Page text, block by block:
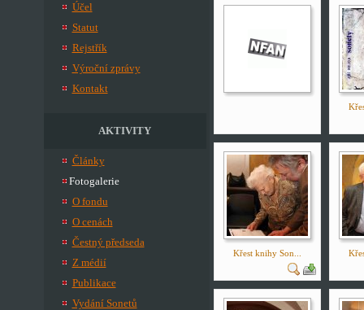
Účel
Statut
Rejstřík
Výroční zprávy
Kontakt
AKTIVITY
Články
Fotogalerie
O fondu
O cenách
Čestný předseda
Z médií
Publikace
Vydání Sonetů
Křest knihy Son...